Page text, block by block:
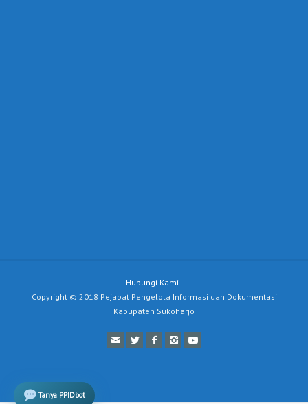
Tanya PPIDbot
Hubungi Kami
Copyright © 2018 Pejabat Pengelola Informasi dan Dokumentasi
Kabupaten Sukoharjo